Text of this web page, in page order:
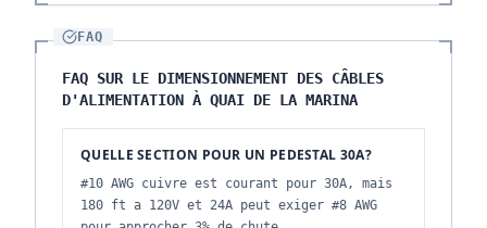
FAQ
FAQ SUR LE DIMENSIONNEMENT DES CÂBLES
D'ALIMENTATION À QUAI DE LA MARINA
QUELLE SECTION POUR UN PEDESTAL 30A?
#10 AWG cuivre est courant pour 30A, mais
180 ft a 120V et 24A peut exiger #8 AWG